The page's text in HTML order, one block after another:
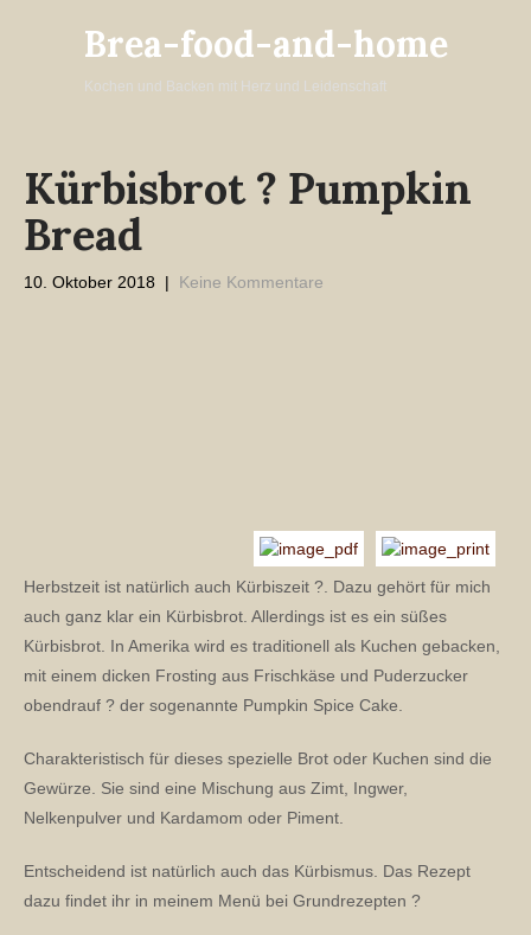
Brea-food-and-home
Kochen und Backen mit Herz und Leidenschaft
Kürbisbrot ? Pumpkin
Bread
10. Oktober 2018 | Keine Kommentare
Herbstzeit ist natürlich auch Kürbiszeit ?. Dazu gehört für mich
auch ganz klar ein Kürbisbrot. Allerdings ist es ein süßes
Kürbisbrot. In Amerika wird es traditionell als Kuchen gebacken,
mit einem dicken Frosting aus Frischkäse und Puderzucker
obendrauf ? der sogenannte Pumpkin Spice Cake.
Charakteristisch für dieses spezielle Brot oder Kuchen sind die
Gewürze. Sie sind eine Mischung aus Zimt, Ingwer,
Nelkenpulver und Kardamom oder Piment.
Entscheidend ist natürlich auch das Kürbismus. Das Rezept
dazu findet ihr in meinem Menü bei Grundrezepten ?